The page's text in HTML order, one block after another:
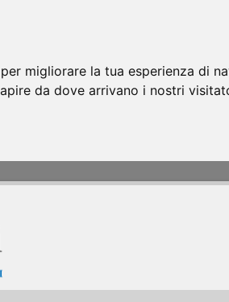
migliorare la tua esperienza di
da dove arrivano i nostri